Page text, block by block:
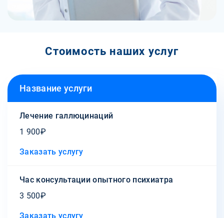
Стоимость наших услуг
Название услуги
Лечение галлюцинаций
1 900₽
Заказать услугу
Час консультации опытного психиатра
3 500₽
Заказать услугу